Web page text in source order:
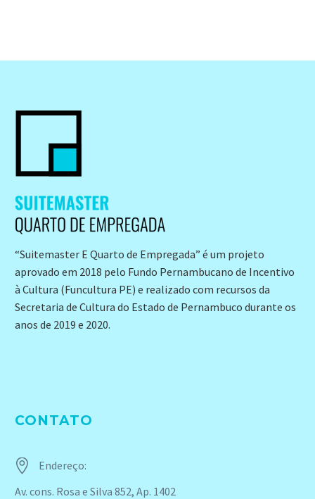
“Suitemaster E Quarto de Empregada” é um projeto
aprovado em 2018 pelo Fundo Pernambucano de Incentivo
à Cultura (Funcultura PE) e realizado com recursos da
Secretaria de Cultura do Estado de Pernambuco durante os
anos de 2019 e 2020.
CONTATO


Endereço:
Av. cons. Rosa e Silva 852, Ap. 1402